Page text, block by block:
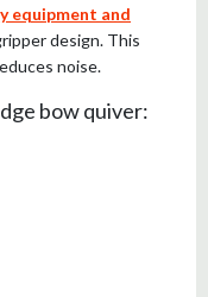
equipment and
design. This
noise.
bow quiver: